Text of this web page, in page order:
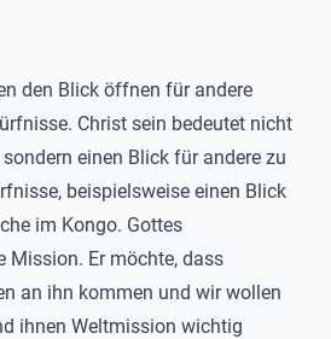
den Blick öffnen für andere
Christ sein bedeutet nicht
einen Blick für andere zu
beispielsweise einen Blick
im Kongo. Gottes
Mission. Er möchte, dass
an ihn kommen und wir wollen
ihnen Weltmission wichtig